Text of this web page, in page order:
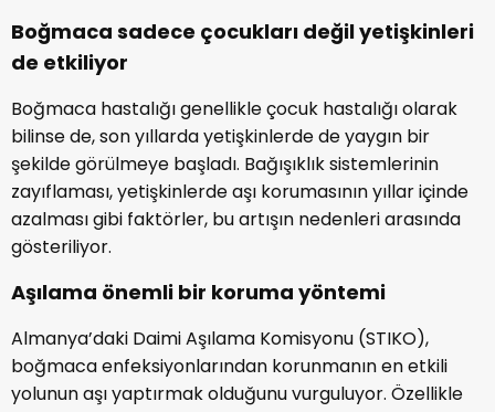
Boğmaca sadece çocukları değil yetişkinleri
de etkiliyor
Boğmaca hastalığı genellikle çocuk hastalığı olarak
bilinse de, son yıllarda yetişkinlerde de yaygın bir
şekilde görülmeye başladı. Bağışıklık sistemlerinin
zayıflaması, yetişkinlerde aşı korumasının yıllar içinde
azalması gibi faktörler, bu artışın nedenleri arasında
gösteriliyor.
Aşılama önemli bir koruma yöntemi
Almanya’daki Daimi Aşılama Komisyonu (STIKO),
boğmaca enfeksiyonlarından korunmanın en etkili
yolunun aşı yaptırmak olduğunu vurguluyor. Özellikle